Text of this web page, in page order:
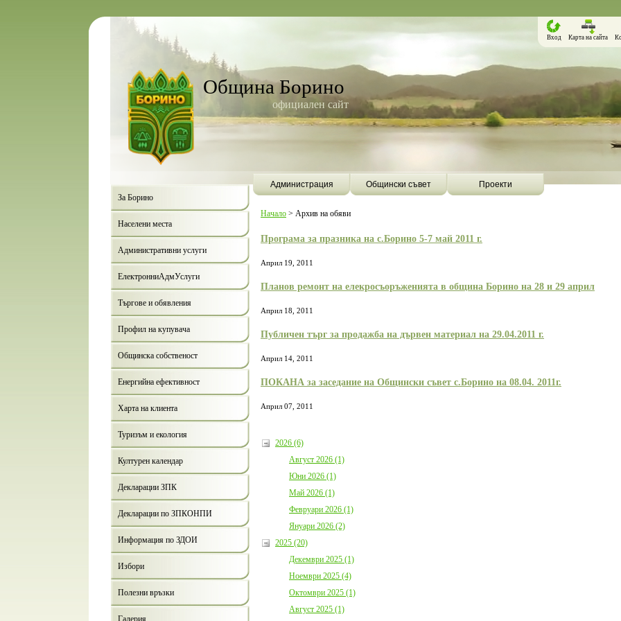
Община Борино
официален сайт
Вход Карта на сайта
Администрация Общински съвет
Проекти
За Борино
Населени места
Административни услуги
ЕлектронниАдмУслуги
Търгове и обявления
Профил на купувача
Общинска собственост
Енергийна ефективност
Харта на клиента
Туризъм и екология
Културен календар
Декларации ЗПК
Декларации по ЗПКОНПИ
Информация по ЗДОИ
Избори
Полезни връзки
Галерия
Начало > Архив на обяви
Програма за празника на с.Борино 5-7 май 2011 г.
Април 19, 2011
Планов ремонт на елекросъоръженията в община Борино на 28 и 29 април
Април 18, 2011
Публичен търг за продажба на дървен материал на 29.04.2011 г.
Април 14, 2011
ПОКАНА за заседание на Общински съвет с.Борино на 08.04. 2011г.
Април 07, 2011
2026 (6)
Август 2026 (1)
Юни 2026 (1)
Май 2026 (1)
Февруари 2026 (1)
Януари 2026 (2)
2025 (20)
Декември 2025 (1)
Ноември 2025 (4)
Октомври 2025 (1)
Август 2025 (1)
Дата: 05.08.2026